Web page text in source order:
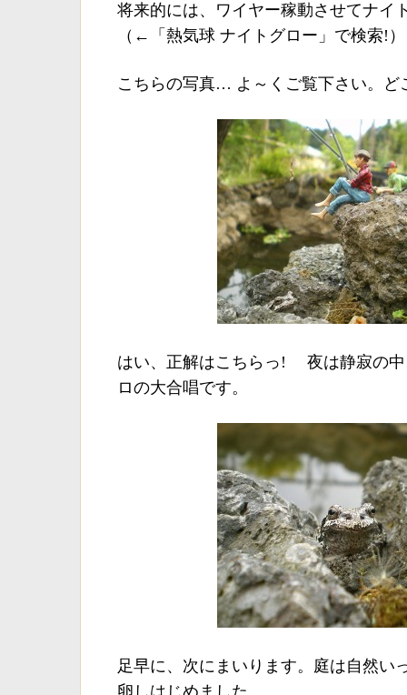
将来的には、ワイヤー稼動させてナイ
（←「熱気球 ナイトグロー」で検索!）
こちらの写真… よ～くご覧下さい。ど
はい、正解はこちらっ! 夜は静寂の中
ロの大合唱です。
足早に、次にまいります。庭は自然い
卵しはじめました。